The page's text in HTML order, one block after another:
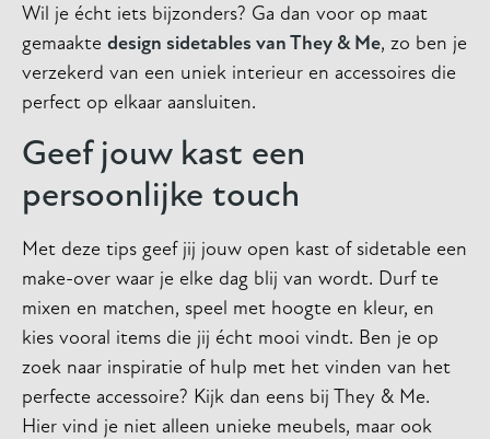
Wil je écht iets bijzonders? Ga dan voor op maat
gemaakte design sidetables van They & Me, zo ben je
verzekerd van een uniek interieur en accessoires die
perfect op elkaar aansluiten.
Geef jouw kast een
persoonlijke touch
Met deze tips geef jij jouw open kast of sidetable een
make-over waar je elke dag blij van wordt. Durf te
mixen en matchen, speel met hoogte en kleur, en
kies vooral items die jij écht mooi vindt. Ben je op
zoek naar inspiratie of hulp met het vinden van het
perfecte accessoire? Kijk dan eens bij They & Me.
Hier vind je niet alleen unieke meubels, maar ook